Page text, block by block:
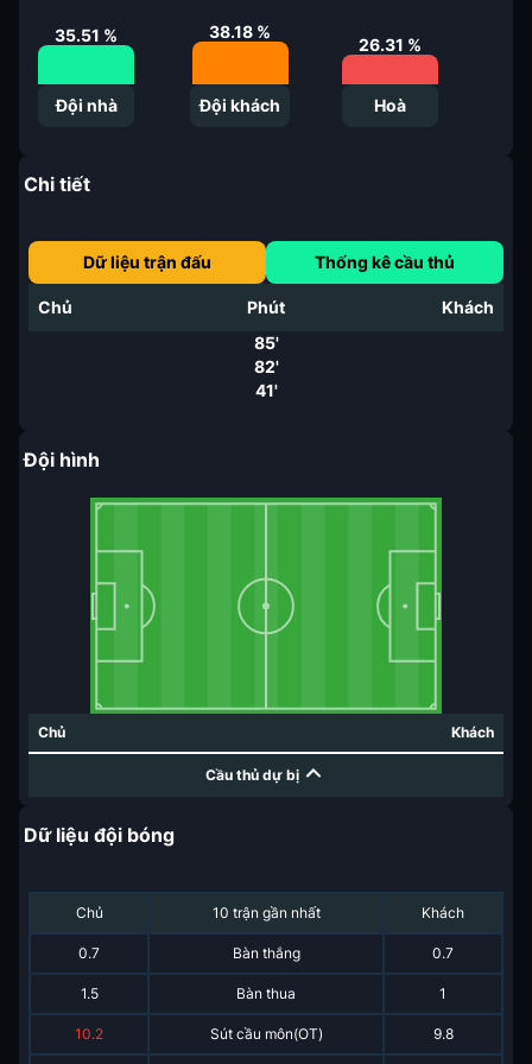
35.51 %
Đội nhà
38.18 %
Đội khách
26.31 %
Hoà
Chi tiết
Dữ liệu trận đấu Thống kê cầu thủ
Chủ Phút
Khách
85'
82'
41'
Đội hình
Chủ Khách
Cầu thủ dự bị
Dữ liệu đội bóng
Chủ 10 trận gần nhất Khách
0.7 Bàn thắng 0.7
1.5 Bàn thua 1
10.2 Sút cầu môn(OT) 9.8